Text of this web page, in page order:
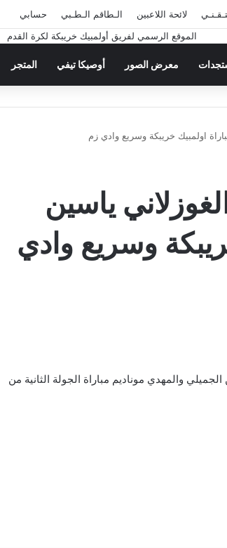
لائحة اللاعبين الـطاقم الـطـبي حسابي
معرض الصور أوصيكا تيفي المتجر
التحكيمي -2-: الغوزلاني ياسين
وسريع وادي
والمهدي موناديم مباراة الجولة الثانية من